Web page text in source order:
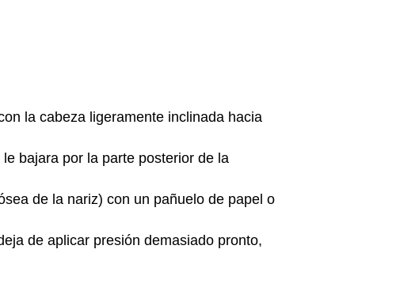
la cabeza ligeramente inclinada hacia
bajara por la parte posterior de la
de la nariz) con un pañuelo de papel o
de aplicar presión demasiado pronto,